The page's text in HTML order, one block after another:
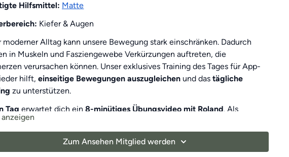
Hilfsmittel: Matte
Kiefer & Augen
moderner Alltag kann unsere Bewegung stark einschränken. Dadurch
in Muskeln und Fasziengewebe Verkürzungen auftreten, die
verursachen können. Unser exklusives Training des Tages für App-
hilft,einseitige Bewegungen auszugleichen und dastägliche
zu unterstützen.
Tag erwartet dich ein8-minütiges Übungsvideo mit Roland. Als
Highlight
zu halten!
kombinieren Elemente eines Ganzkörpertrainings mit
Zum Ansehen Mitglied werden